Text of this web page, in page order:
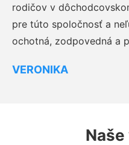
rodičov v
pre túto spoločnosť a
ochotná, zodpovedná a
VERONIKA